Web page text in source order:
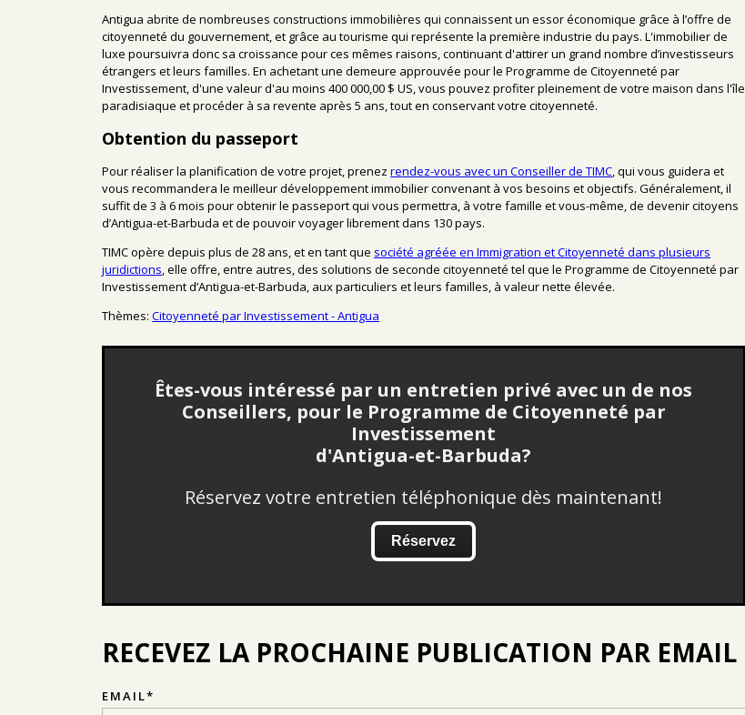
Antigua abrite de nombreuses constructions immobilières qui connaissent un essor économique grâce à l’offre de
citoyenneté du gouvernement, et grâce au tourisme qui représente la première industrie du pays. L'immobilier de
luxe poursuivra donc sa croissance pour ces mêmes raisons, continuant d'attirer un grand nombre d’investisseurs
étrangers et leurs familles. En achetant une demeure approuvée pour le Programme de Citoyenneté par
Investissement, d'une valeur d'au moins 400 000,00 $ US, vous pouvez profiter pleinement de votre maison dans l'île
paradisiaque et procéder à sa revente après 5 ans, tout en conservant votre citoyenneté.
Obtention du passeport
Pour réaliser la planification de votre projet, prenezrendez-vous avec un Conseiller de TIMC, qui vous guidera et
vous recommandera le meilleur développement immobilier convenant à vos besoins et objectifs. Généralement, il
suffit de 3 à 6 mois pour obtenir le passeport qui vous permettra, à votre famille et vous-même, de devenir citoyens
d’Antigua-et-Barbuda et de pouvoir voyager librement dans 130 pays.
TIMC opère depuis plus de 28 ans, et en tant que société agréée en Immigration et Citoyenneté dans plusieurs
juridictions, elle offre, entre autres, des solutions de seconde citoyenneté tel que le Programme de Citoyenneté par
Investissement d’Antigua-et-Barbuda, aux particuliers et leurs familles, à valeur nette élevée.
Thèmes:Citoyenneté par Investissement - Antigua
Êtes-vous intéressé par un entretien privé avec un de nos
Conseillers, pour le Programme de Citoyenneté par
Investissement
d'Antigua-et-Barbuda?
Réservez votre entretien téléphonique dès maintenant!
Réservez
RECEVEZ LA PROCHAINE PUBLICATION PAR EMAIL
EMAIL*